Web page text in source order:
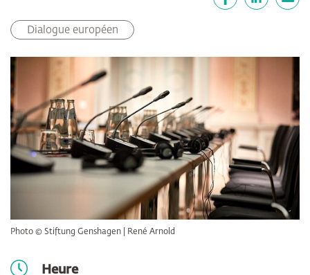
Dialogue européen
Photo © Stiftung Genshagen | René Arnold
Heure